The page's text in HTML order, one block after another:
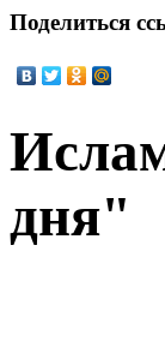
Поделиться
дня"